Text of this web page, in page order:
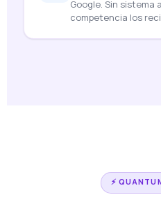
Google. Sin
competencia los
⚡